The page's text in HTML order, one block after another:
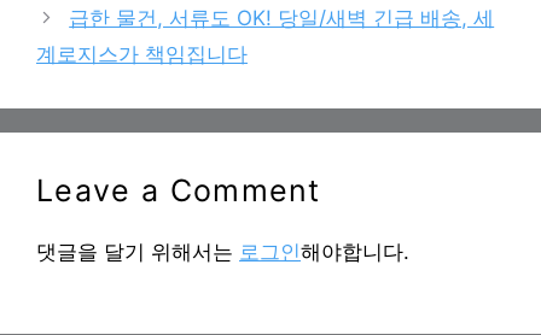
급한 물건, 서류도 OK! 당일/새벽 긴급 배송, 세
계로지스가 책임집니다
Leave a Comment
댓글을 달기 위해서는 로그인해야합니다.